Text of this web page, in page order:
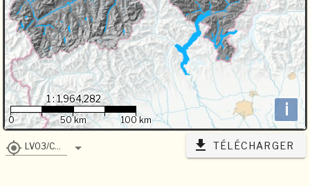
i
1 : 1,964,282
0 50 km 100 km
LV03/CH1903 TÉLÉCHARGER